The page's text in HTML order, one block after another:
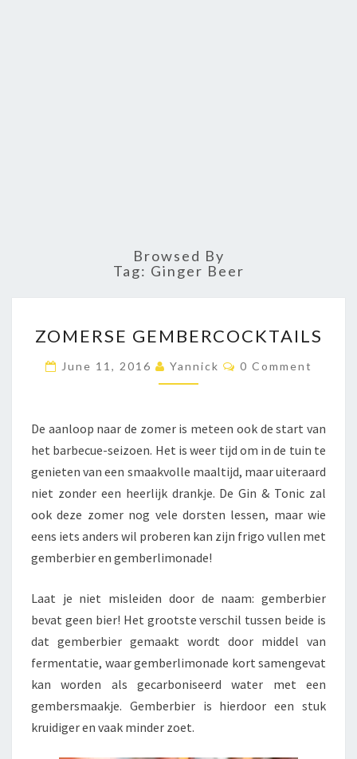
Browsed By
Tag: Ginger Beer
O
E
R
E
G
E
M
B
E
O
K
T
L
S
ZOMERSE GEMBERCOCKTAILS
June 11, 2016 Yannick
C
O
T
S
0 Comment
De aanloop naar de zomer is meteen ook de start van
het barbecue-seizoen. Het is weer tijd om in de tuin te
genieten van een smaakvolle maaltijd, maar uiteraard
niet zonder een heerlijk drankje. De Gin & Tonic zal
ook deze zomer nog vele dorsten lessen, maar wie
eens iets anders wil proberen kan zijn frigo vullen met
gemberbier en gemberlimonade!
Laat je niet misleiden door de naam: gemberbier
bevat geen bier! Het grootste verschil tussen beide is
dat gemberbier gemaakt wordt door middel van
fermentatie, waar gemberlimonade kort samengevat
kan worden als gecarboniseerd water met een
gembersmaakje. Gemberbier is hierdoor een stuk
kruidiger en vaak minder zoet.